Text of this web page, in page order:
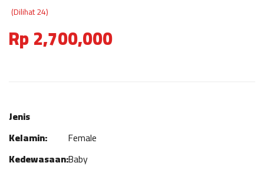
(Dilihat 24)
Rp 2,700,000
Jenis
Kelamin:
Female
Kedewasaan:Baby